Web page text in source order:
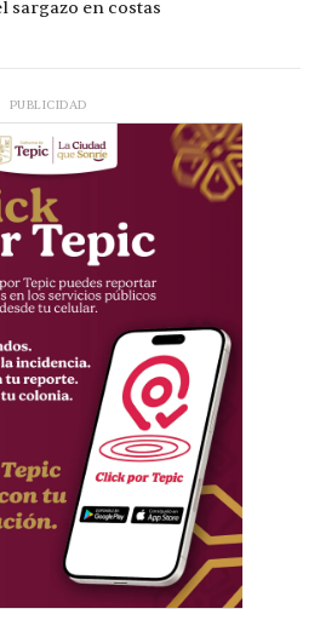
sargazo en costas
PUBLICIDAD